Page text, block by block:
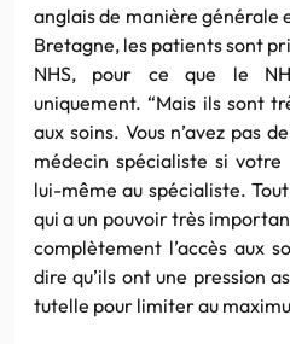
anglais de manière générale
Bretagne, les patients sont
NHS, pour ce que le
uniquement. “Mais ils sont
aux soins. Vous n’avez pas
médecin spécialiste si votre
lui-même au spécialiste.
qui a un pouvoir très
complètement l’accès aux
dire qu’ils ont une pression
tutelle pour limiter au